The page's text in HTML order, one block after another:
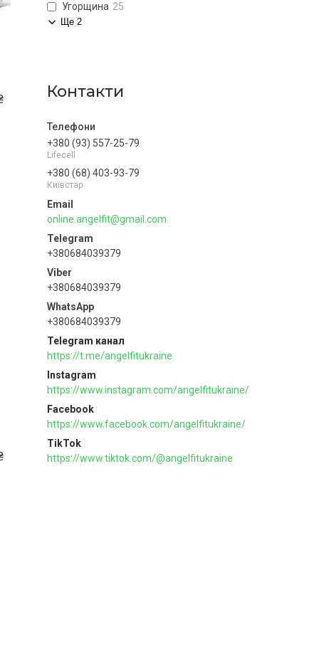
Угорщина 25
Ще 2
Контакти
+380 (93) 557-25-79
Lifecell
+380 (68) 403-93-79
Київстар
online.angelfit@gmail.com
+380684039379
+380684039379
+380684039379
Telegram канал
https://t.me/angelfitukraine
Instagram
https://www.instagram.com/angelfitukraine/
Facebook
https://www.facebook.com/angelfitukraine/
TikTok
https://www.tiktok.com/@angelfitukraine